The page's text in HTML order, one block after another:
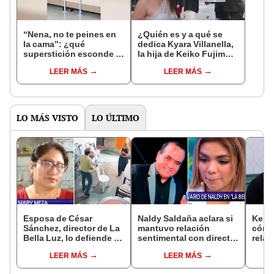
“Nena, no te peines en
la cama”: ¿qué
superstición esconde la
Enanitos Verdes?
LEER MÁS
¿Quién es y a qué se
dedica Kyara Villanella,
la hija de Keiko Fujimori
nivel nacional?
LEER MÁS
LO MÁS VISTO LO ÚLTIMO
Esposa de César
Sánchez, director de La
Bella Luz, lo defiende y
relación clandestina
con Naldy Saldaña:
LEER MÁS
Naldy Saldaña aclara si
mantuvo relación
sentimental con director
denunciarlo por
tocamientos: “Me
LEER MÁS